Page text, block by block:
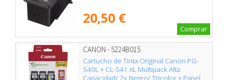
20,50 €
Comprar
CANON - 5224B015
Cartucho de Tinta Original Canon PG-
540L + CL-541 XL Multipack Alta
Capacidad/ 2x Negro/ Tricolor + Papel